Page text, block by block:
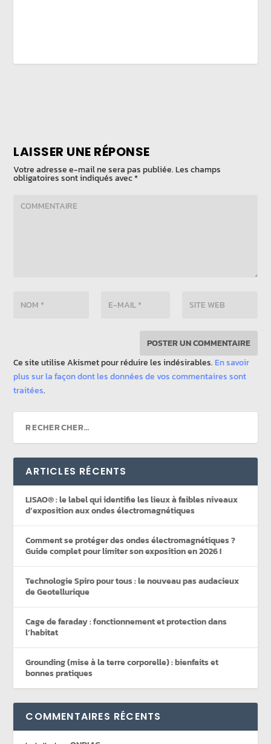
LAISSER UNE RÉPONSE
Votre adresse e-mail ne sera pas publiée. Les champs
obligatoires sont indiqués avec*
Ce site utilise Akismet pour réduire les indésirables. En savoir
plus sur la façon dont les données de vos commentaires sont
traitées.
ARTICLES RÉCENTS
LISAO® : le label qui identifie les lieux à faibles niveaux
d’exposition aux ondes électromagnétiques
Comment se protéger des ondes électromagnétiques ?
Guide complet pour limiter son exposition en 2026 !
Technologie Spiro pour tous : le nouveau pas audacieux
de Geotellurique
Cage de faraday : fonctionnement et protection dans
l’habitat
Grounding (mise à la terre corporelle) : bienfaits et
bonnes pratiques
COMMENTAIRES RÉCENTS